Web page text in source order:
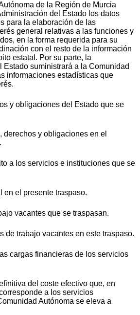
de la Región de Murcia
del Estado los datos
para la elaboración de las
general relativas a las funciones y
en la forma requerida para su
con el resto de la información
estatal. Por su parte, la
Estado suministrará a la Comunidad
informaciones estadísticas que
y obligaciones del Estado que se
derechos y obligaciones en el
a los servicios e instituciones que se
en el presente traspaso.
vacantes que se traspasan.
de trabajo vacantes en este traspaso.
cargas financieras de los servicios
del coste efectivo que, en
a los servicios
Autónoma se eleva a